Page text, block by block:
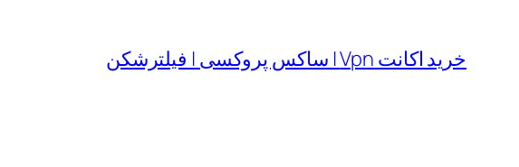
خرید اکانت Vpn | ساکس پروکسی | فیلترشکن